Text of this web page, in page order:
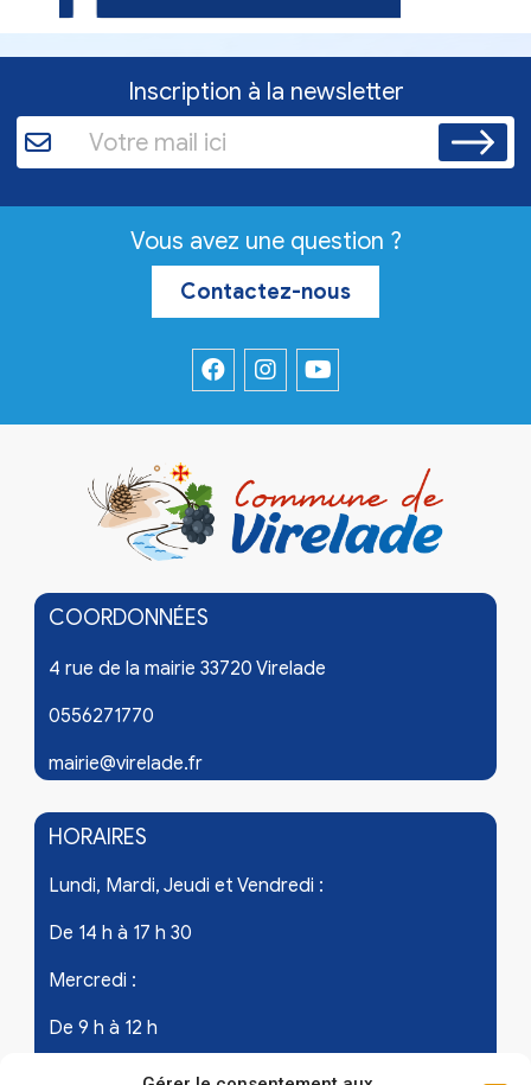
Inscription à la newsletter
Vous avez une question ?
Contactez-nous
COORDONNÉES
4 rue de la mairie 33720 Virelade
0556271770
mairie@virelade.fr
HORAIRES
Lundi, Mardi, Jeudi et Vendredi :
De 14 h à 17 h 30
Mercredi :
De 9 h à 12 h
Samedi - les 1er et 3ème de chaque mois :